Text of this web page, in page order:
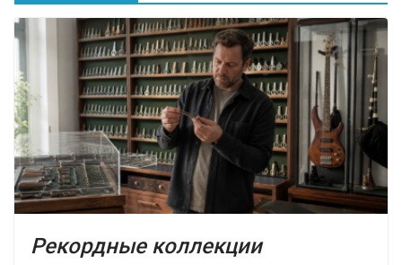
Рекордные коллекции